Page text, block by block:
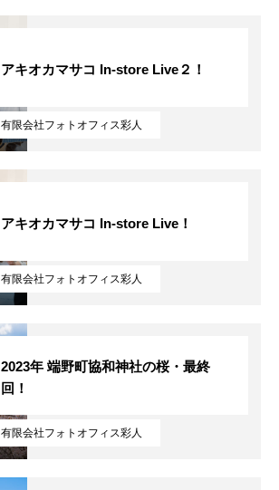
有限会社フォトオフィス彩人
アキオカマサコ In-store Live２！
有限会社フォトオフィス彩人
アキオカマサコ In-store Live！
有限会社フォトオフィス彩人
2023年 端野町協和神社の桜・最終
回！